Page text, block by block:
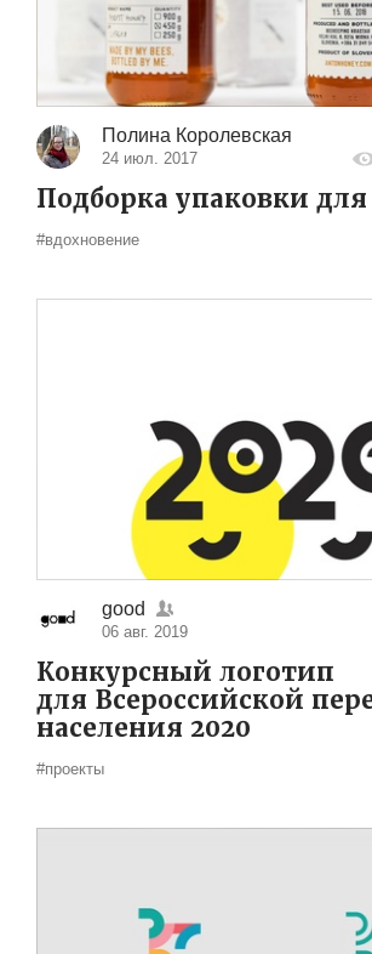
Полина Королевская
24 июл. 2017
Подборка упаковки
#вдохновение
good
06 авг. 2019
Конкурсный логотип
для Всероссийской
населения 2020
#проекты